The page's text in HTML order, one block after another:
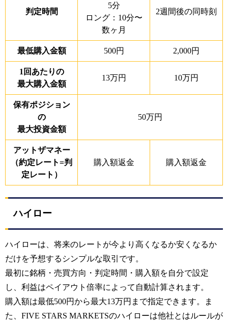
判定時間
5分
ロング： 10分〜
数ヶ月
2週間後の同時刻
最低購入金額 500円 2,000円
1回あたりの
最大購入金額
13万円 10万円
保有ポジション
の
最大投資金額
50万円
アットザマネー
（約定レート=判
定レート）
購入額返金 購入額返金
ハイロー
ハイローは、将来のレートが今より高くなるか安くなるか
だけを予想するシンプルな取引です。
最初に銘柄・売買方向・判定時間・購入額を自分で設定
し、利益はペイアウト倍率によって自動計算されます。
購入額は最低500円から最大13万円まで指定できます。ま
た、FIVE STARS MARKETSのハイローは他社とはルールが